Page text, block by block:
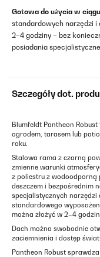
Gotowa do użycia w
standardowych narzędzi i
2–4 godziny – bez
posiadania
Szczegóły dot.
Blumfeldt Pantheon
ogrodem, tarasem lub
roku.
Stalowa rama z czarną
zmienne warunki
z poliestru z wodoodporną
deszczem i bezpośrednim
specjalistycznych narzędzi
standardowego
można złożyć w 2–4
Dach można swobodnie
zaciemnienia i dostęp
Pantheon Robust